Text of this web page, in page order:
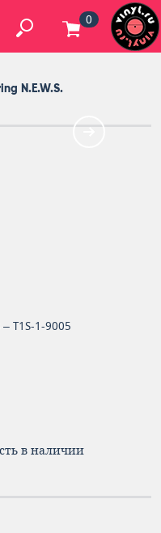
0
N.E.W.S.
T1S-1-9005
в наличии